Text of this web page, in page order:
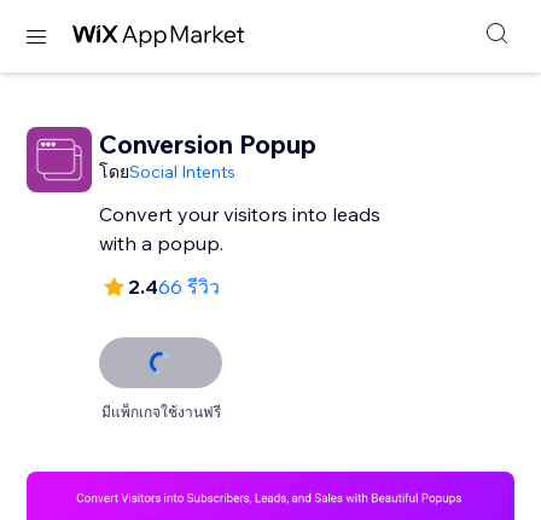
Conversion Popup
โดยSocial Intents
Convert your visitors into leads
with a popup.
2.466 รีวิว
มีแพ็กเกจใช้งานฟรี